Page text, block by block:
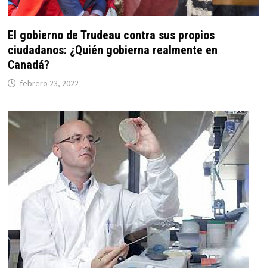
El gobierno de Trudeau contra sus propios
ciudadanos: ¿Quién gobierna realmente en
Canadá?
febrero 23, 2022